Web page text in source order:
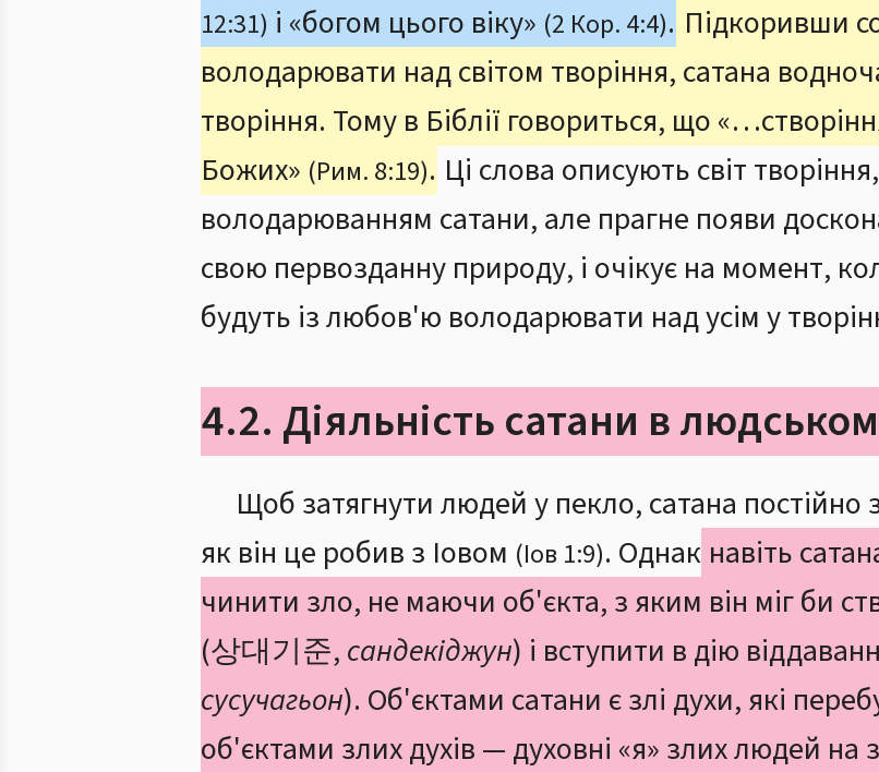
12:31) і «богом цього віку» (2 Кор. 4:4). Підкоривши
володарювати над світом творіння, сатана
творіння. Тому в Біблії говориться, що
Божих» (Рим. 8:19). Ці слова описують світ
володарюванням сатани, але прагне появи
свою первозданну природу, і очікує на момент,
будуть із любов'ю володарювати над усім у
4.2. Діяльність сатани в
Щоб затягнути людей у пекло, сатана постійно
як він це робив з Іовом (Іов 1:9). Однак навіть
чинити зло, не маючи об'єкта, з яким він міг би
(상대기준, сандекіджун) і вступити в дію
сусучагьон). Об'єктами сатани є злі духи, які
об'єктами злих духів — духовні «я» злих людей на